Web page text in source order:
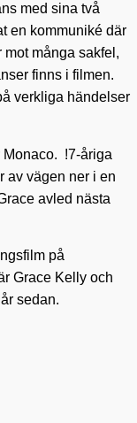
med sina två
en kommuniké där
mot många sakfel,
finns i filmen.
verkliga händelser
!7-åriga
av vägen ner i en
avled nästa
på
Grace Kelly och
sedan.